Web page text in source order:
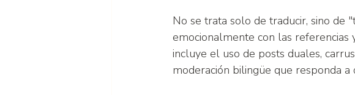
No se trata solo de traducir, sino de
emocionalmente con las referencias
incluye el uso de posts duales,
moderación bilingüe que responda